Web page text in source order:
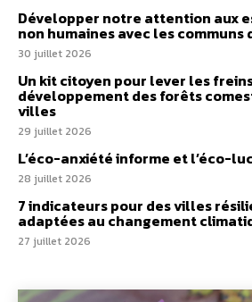
Développer notre attention aux
non humaines avec les communs
30 juillet 2026
Un kit citoyen pour lever les
développement des forêts
villes
29 juillet 2026
L’éco-anxiété informe et l’éco-
28 juillet 2026
7 indicateurs pour des villes
adaptées au changement
27 juillet 2026